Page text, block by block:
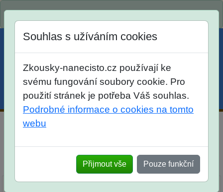
Menu Účet Košík
Síň slávy Diskuse
Souhlas s užíváním cookies
Zkousky-nanecisto.cz používají ke
svému fungování soubory cookie. Pro
použití stránek je potřeba Váš souhlas.
Podrobné informace o cookies na tomto
webu
Přijmout vše Pouze funkční